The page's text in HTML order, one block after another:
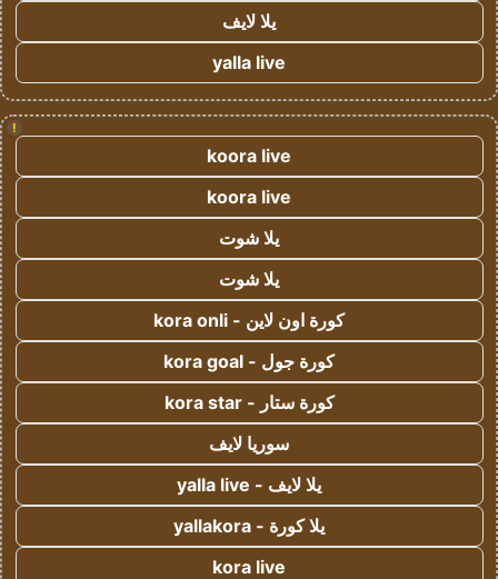
يلا لايف
yalla live
!
koora live
koora live
يلا شوت
يلا شوت
كورة اون لاين - kora onli
كورة جول - kora goal
كورة ستار - kora star
سوريا لايف
يلا لايف - yalla live
يلا كورة - yallakora
kora live